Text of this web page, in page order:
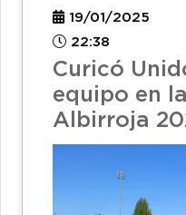
19/01/2025
22:38
Curicó
equipo en
Albirroja